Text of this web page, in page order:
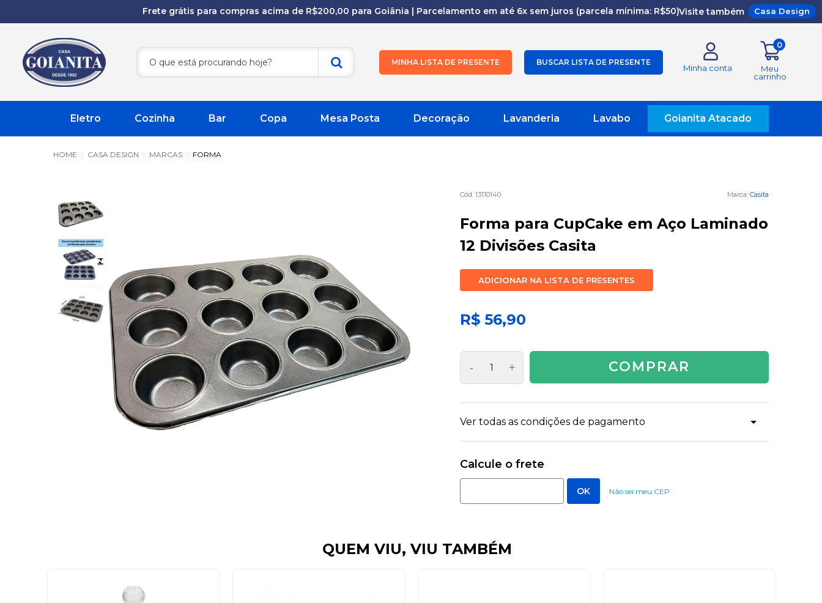
Frete grátis para compras acima de R$200,00 para Goiânia | Parcelamento em até 6x sem juros (parcela mínima: R$50)Visite também Casa Design
MINHA LISTA DE PRESENTE BUSCAR LISTA DE PRESENTE
Minha conta
0
Meu
carrinho
Eletro Cozinha Bar Copa Mesa Posta Decoração Lavanderia Lavabo Goianita Atacado
CASA DESIGN MARCAS FORMA
13110140 Casita
Forma para CupCake em Aço Laminado
12 Divisões Casita
ADICIONAR NA LISTA DE PRESENTES
R$ 56,90
- + COMPRAR
Ver todas as condições de pagamento
Não sei meu CEP
QUEM VIU, VIU TAMBÉM